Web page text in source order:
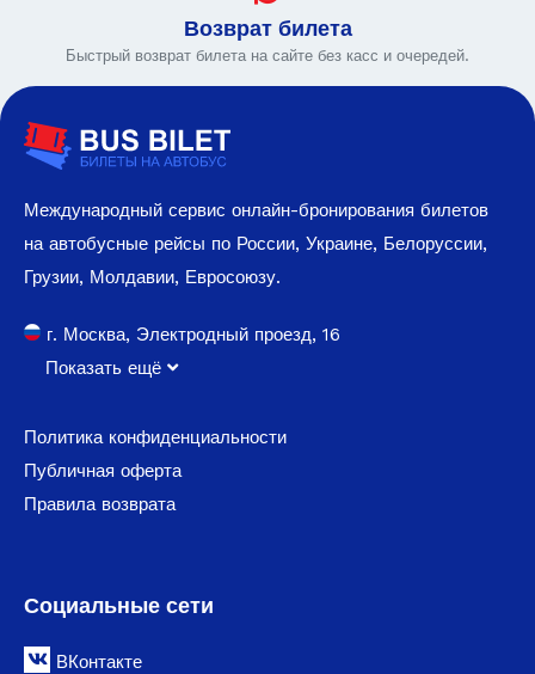
Возврат билета
Быстрый возврат билета на сайте без касс и очередей.
Международный сервис онлайн-бронирования билетов
на автобусные рейсы по России, Украине, Белоруссии,
Грузии, Молдавии, Евросоюзу.
г. Москва, Электродный проезд, 16
Показать ещё
Политика конфиденциальности
Публичная оферта
Правила возврата
Социальные сети
ВКонтакте